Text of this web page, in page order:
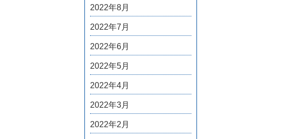
2022年8月
2022年7月
2022年6月
2022年5月
2022年4月
2022年3月
2022年2月